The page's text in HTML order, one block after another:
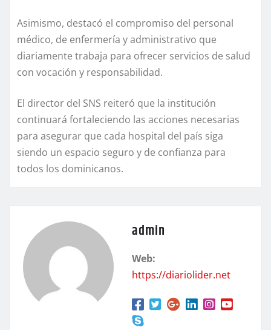
Asimismo, destacó el compromiso del personal
médico, de enfermería y administrativo que
diariamente trabaja para ofrecer servicios de salud
con vocación y responsabilidad.
El director del SNS reiteró que la institución
continuará fortaleciendo las acciones necesarias
para asegurar que cada hospital del país siga
siendo un espacio seguro y de confianza para
todos los dominicanos.
admin
Web:
https://diariolider.net